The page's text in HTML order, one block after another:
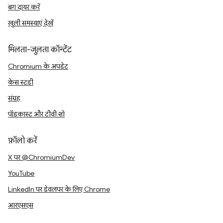
बग दायर करें
खुली समस्याएं देखें
मिलता-जुलता कॉन्टेंट
Chromium के अपडेट
केस स्टडी
संग्रह
पॉडकास्ट और टीवी शो
फ़ॉलो करें
X पर @ChromiumDev
YouTube
LinkedIn पर डेवलपर के लिए Chrome
आरएसएस